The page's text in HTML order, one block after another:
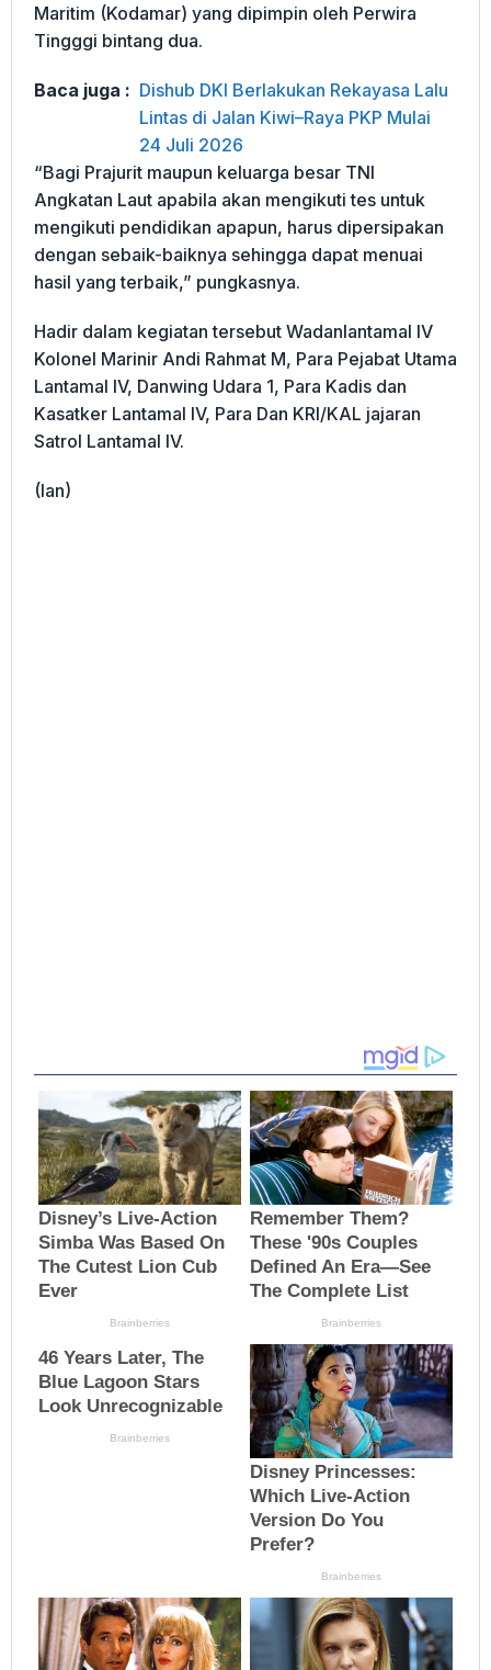
Maritim (Kodamar) yang dipimpin oleh Perwira
Tingggi bintang dua.
Baca juga : Dishub DKI Berlakukan Rekayasa Lalu
Lintas di Jalan Kiwi–Raya PKP Mulai
24 Juli 2026
“Bagi Prajurit maupun keluarga besar TNI
Angkatan Laut apabila akan mengikuti tes untuk
mengikuti pendidikan apapun, harus dipersipakan
dengan sebaik-baiknya sehingga dapat menuai
hasil yang terbaik,” pungkasnya.
Hadir dalam kegiatan tersebut Wadanlantamal IV
Kolonel Marinir Andi Rahmat M, Para Pejabat Utama
Lantamal IV, Danwing Udara 1, Para Kadis dan
Kasatker Lantamal IV, Para Dan KRI/KAL jajaran
Satrol Lantamal IV.
(Ian)